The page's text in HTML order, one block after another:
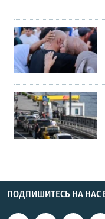
ПОДПИШИТЕСЬ НА НАС